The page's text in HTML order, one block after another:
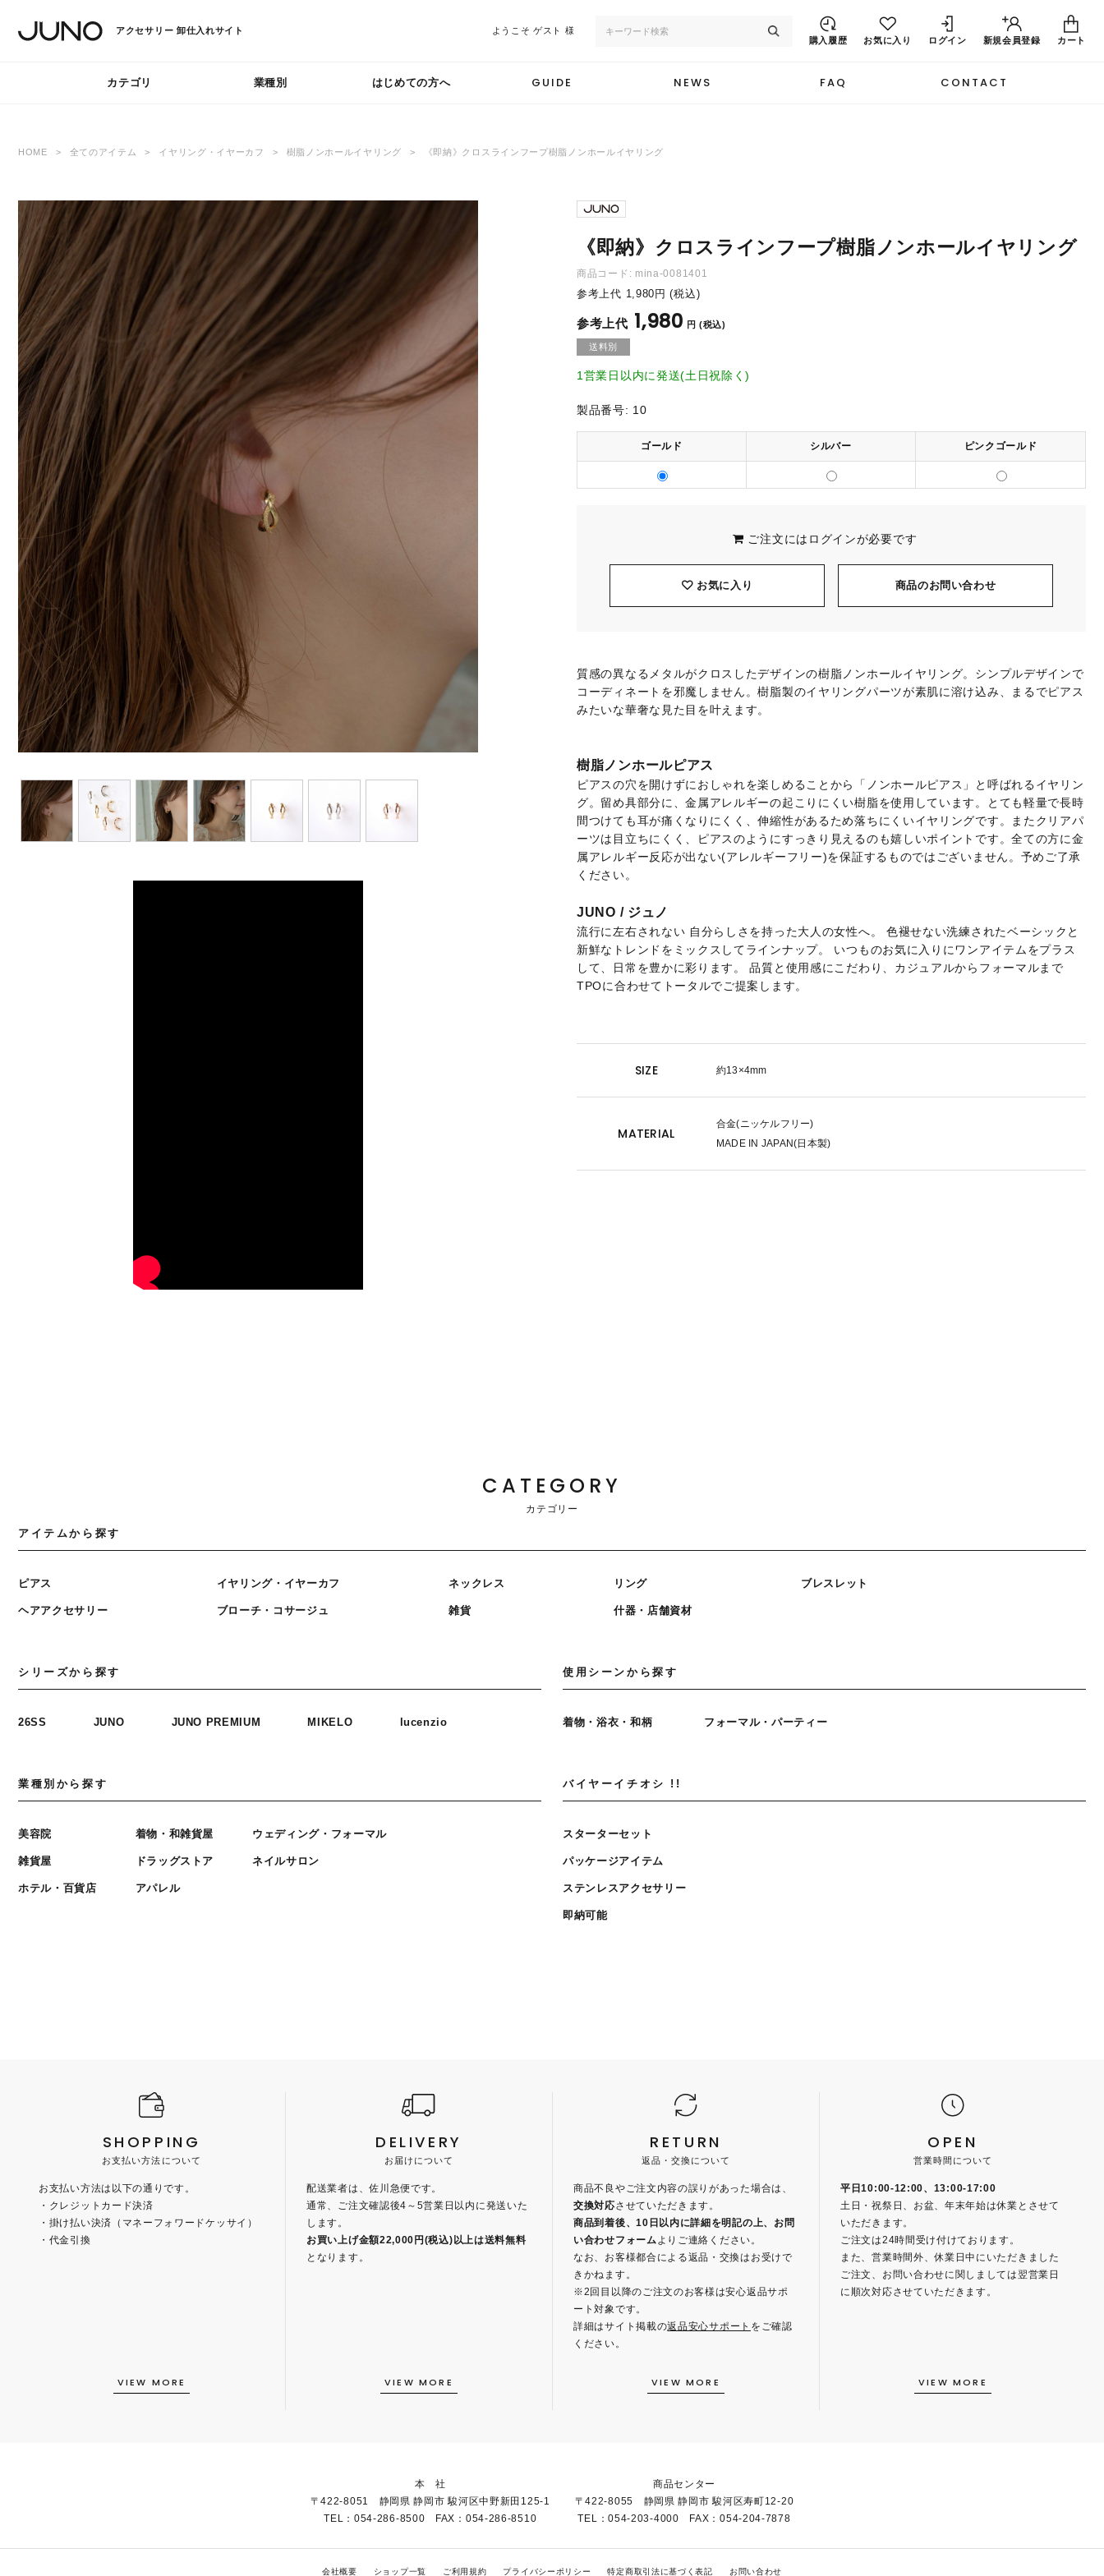
アクセサリー 卸仕入れサイト ようこそゲスト 様
購入履歴
お気に入り ログイン 新規会員登録 カート
カテゴリ 業種別 はじめての方へ GUIDE NEWS FAQ CONTACT
HOME 全てのアイテム イヤリング・イヤーカフ 樹脂ノンホールイヤリング 《即納》クロスラインフープ樹脂ノンホールイヤリング
《即納》クロスラインフープ樹脂ノンホールイヤリング
商品コード: mina-0081401
参考上代 1,980 円 (税込)
1,980 円 (税込)
送料別
1営業日以内に発送(土日祝除く)
製品番号: 10
ゴールド シルバー ピンクゴールド
ご注文には ログインが必要です
お気に入り 商品のお問い合わせ
質感の異なるメタルがクロスしたデザインの樹脂ノンホールイヤリング。シンプルデザインで
コーディネートを邪魔しません。樹脂製のイヤリングパーツが素肌に溶け込み、まるでピアス
みたいな華奢な見た目を叶えます。
樹脂ノンホールピアス
ピアスの穴を開けずにおしゃれを楽しめることから「ノンホールピアス」と呼ばれるイヤリン
グ。留め具部分に、金属アレルギーの起こりにくい樹脂を使用しています。とても軽量で長時
間つけても耳が痛くなりにくく、伸縮性があるため落ちにくいイヤリングです。またクリアパ
ーツは目立ちにくく、ピアスのようにすっきり見えるのも嬉しいポイントです。全ての方に金
属アレルギー反応が出ない(アレルギーフリー)を保証するものではございません。予めご了承
ください。
JUNO / ジュノ
流行に左右されない 自分らしさを持った大人の女性へ。 色褪せない洗練されたベーシックと
新鮮なトレンドをミックスしてラインナップ。 いつものお気に入りにワンアイテムをプラス
して、日常を豊かに彩ります。 品質と使用感にこだわり、カジュアルからフォーマルまで
TPOに合わせてトータルでご提案します。
SIZE 約13×4mm
MATERIAL
合金(ニッケルフリー)
MADE IN JAPAN(日本製)
CATEGORY
カテゴリー
アイテムから探す
ピアス
ヘアアクセサリー
イヤリング・イヤーカフ
ブローチ・コサージュ
ネックレス
雑貨
リング
什器・店舗資材
ブレスレット
シリーズから探す
26SS JUNO JUNO PREMIUM MIKELO lucenzio
使用シーンから探す
着物・浴衣・和柄 フォーマル・パーティー
業種別から探す
美容院
雑貨屋
ホテル・百貨店
着物・和雑貨屋
ドラッグストア
アパレル
ウェディング・フォーマル
ネイルサロン
バイヤーイチオシ !!
スターターセット
パッケージアイテム
ステンレスアクセサリー
即納可能
SHOPPING
お支払い方法について
お支払い方法は以下の通りです。
・クレジットカード決済
・掛け払い決済（マネーフォワードケッサイ）
・代金引換
VIEW MORE
DELIVERY
お届けについて
配送業者は、佐川急便です。
通常、ご注文確認後4～5営業日以内に発送いた
します。
お買い上げ金額22,000円(税込)以上は送料無料
となります。
VIEW MORE
RETURN
返品・交換について
商品不良やご注文内容の誤りがあった場合は、
交換対応させていただきます。
商品到着後、10日以内に詳細を明記の上、お問
い合わせフォームよりご連絡ください。
なお、お客様都合による返品・交換はお受けで
きかねます。
※2回目以降のご注文のお客様は安心返品サポ
ート対象です。
詳細はサイト掲載の返品安心サポート をご確認
ください。
VIEW MORE
OPEN
営業時間について
平日10:00-12:00、13:00-17:00
土日・祝祭日、お盆、年末年始は休業とさせて
いただきます。
ご注文は24時間受け付けております。
また、営業時間外、休業日中にいただきました
ご注文、お問い合わせに関しましては翌営業日
に順次対応させていただきます。
VIEW MORE
本 社
〒422-8051 静岡県 静岡市 駿河区中野新田125-1
TEL：054-286-8500 FAX：054-286-8510
商品センター
〒422-8055 静岡県 静岡市 駿河区寿町12-20
TEL：054-203-4000 FAX：054-204-7878
会社概要 ショップ一覧 ご利用規約 プライバシーポリシー 特定商取引法に基づく表記 お問い合わせ